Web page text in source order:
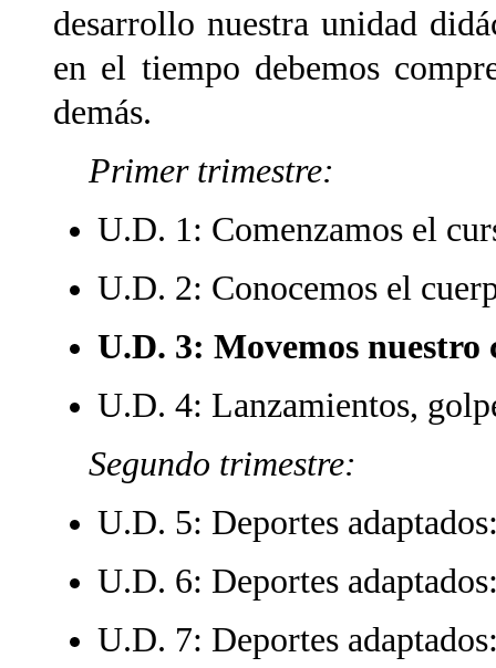
desarrollo nuestra unidad
en el tiempo debemos
demás.
Primer trimestre:
U.D. 1: Comenzamos el
U.D. 2: Conocemos el
U.D. 3: Movemos nuestro
U.D. 4: Lanzamientos,
Segundo trimestre:
U.D. 5: Deportes
U.D. 6: Deportes
U.D. 7: Deportes